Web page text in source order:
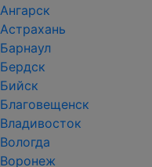
Ангарск
Астрахань
Барнаул
Бердск
Бийск
Благовещенск
Владивосток
Вологда
Воронеж